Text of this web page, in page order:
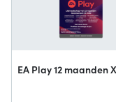
EA Play 12 maanden